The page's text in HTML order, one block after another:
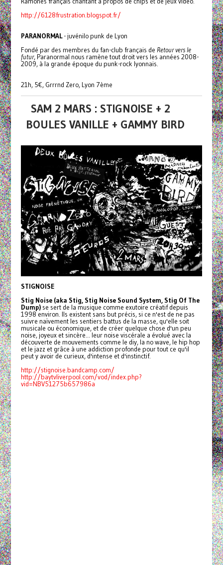
http://6128frustration.blogspot.fr/
PARANORMAL- juvénilo punk de Lyon
Fondé par des membres du fan-club français de Retour vers le
futur, Paranormal nous ramène tout droit vers les années 2008-
2009, à la grande époque du punk-rock lyonnais.
21h, 5€, Grrrnd Zero, Lyon 7ème
SAM 2 MARS : STIGNOISE + 2
BOULES VANILLE + GAMMY BIRD
STIGNOISE
Stig Noise (aka Stig, Stig Noise Sound System, Stig Of The
Dump)se sert de la musique comme exutoire créatif depuis
1998 environ. Ils existent sans but précis, si ce n'est de ne pas
suivre naïvement les sentiers battus de la masse, qu'elle soit
musicale ou économique, et de créer quelque chose d'un peu
noise, joyeux et sincère... leur noise viscérale a évolué avec la
découverte de mouvements comme le diy, la no wave, le hip hop
et le jazz et grâce à une addiction profonde pour tout ce qu'il
peut y avoir de curieux, d'intense et d'instinctif.
http://stignoise.bandcamp.com/
http://baytvliverpool.com/vod/index.php?
vid=NBV51275b657986a